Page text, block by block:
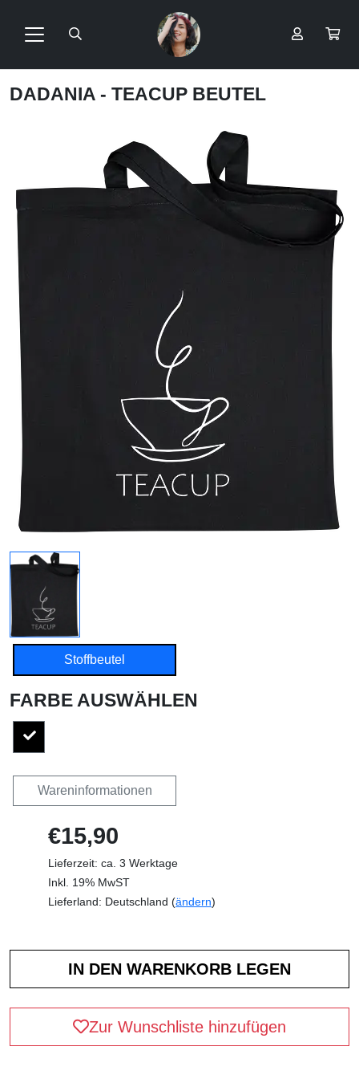
DADANIA - TEACUP BEUTEL
Stoffbeutel
FARBE AUSWÄHLEN
Wareninformationen
€15,90
Lieferzeit: ca. 3 Werktage
Inkl. 19% MwST
Lieferland: Deutschland (ändern)
Zur Wunschliste hinzufügen